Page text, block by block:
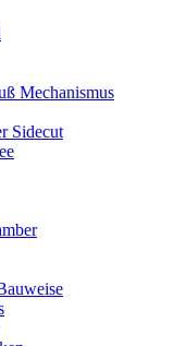
Mechanismus
Sidecut